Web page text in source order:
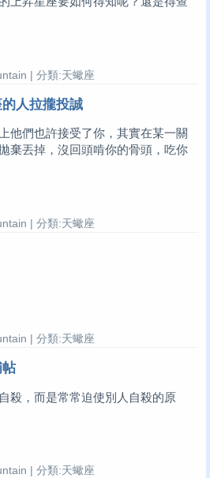
| 分類:天蠍座
人拉攏投誠
們也許接受了你，其實在某一關
棄丟掉，沒回頭啃你的骨頭，吃你
| 分類:天蠍座
| 分類:天蠍座
，而是常常迫使別人自殺的原
| 分類:天蠍座